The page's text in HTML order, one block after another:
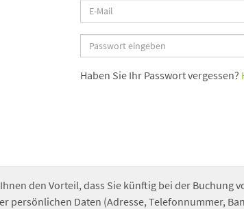
Haben Sie Ihr Passwort vergessen?
den Vorteil, dass Sie künftig bei der
persönlichen Daten (Adresse, Telefonnummer,